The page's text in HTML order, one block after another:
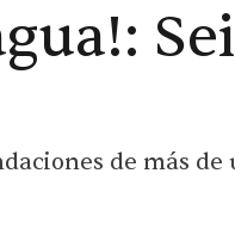
de más